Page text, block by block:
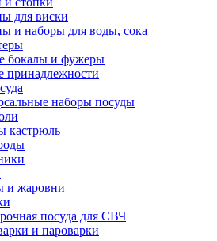
для виски
и наборы для воды, сока
бокалы и фужеры
принадлежности
наборы посуды
кастрюль
и жаровни
посуда для СВЧ
и пароварки